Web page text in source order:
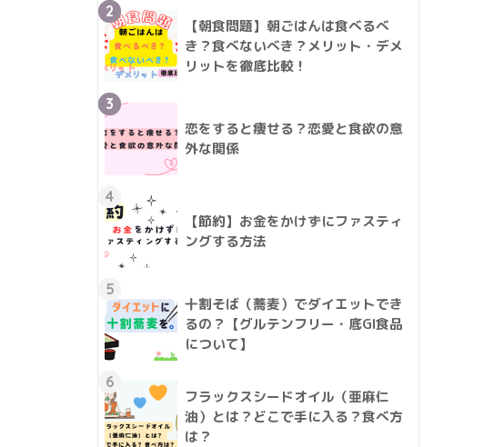
2
【朝食問題】朝ごはんは食べるべ
き？食べないべき？メリット・デメ
リットを徹底比較！
3
恋をすると痩せる？恋愛と食欲の意
外な関係
4
【節約】お金をかけずにファスティ
ングする方法
5
十割そば（蕎麦）でダイエットでき
るの？【グルテンフリー・底GI食品
について】
6
フラックスシードオイル（亜麻仁
油）とは？どこで手に入る？食べ方
は？